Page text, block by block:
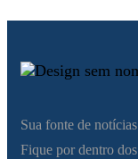
Sua fonte de
Fique por dentro